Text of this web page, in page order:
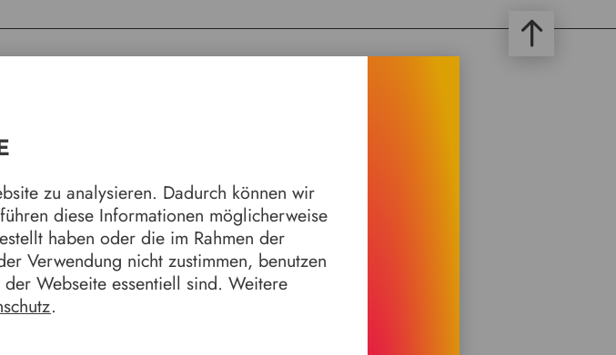
zu analysieren. Dadurch können wir
diese Informationen möglicherweise
haben oder die im Rahmen der
Verwendung nicht zustimmen, benutzen
Webseite essentiell sind. Weitere
.
Anfahrt & Kontakt
Öffnungszeiten & Eintrittspreise
Impressum
Datenschutz